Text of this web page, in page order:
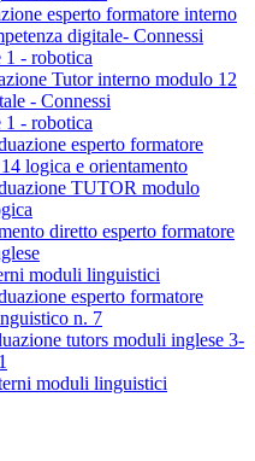
esperto formatore interno
digitale- Connessi
1 - robotica
Tutor interno modulo 12
- Connessi
1 - robotica
esperto formatore
logica e orientamento
TUTOR modulo
diretto esperto formatore
moduli linguistici
esperto formatore
n. 7
tutors moduli inglese 3-
moduli linguistici